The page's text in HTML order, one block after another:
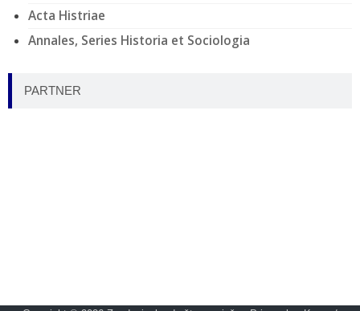
Acta Histriae
Annales, Series Historia et Sociologia
PARTNER